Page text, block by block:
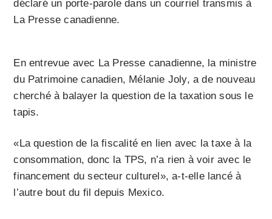
déclaré un porte-parole dans un courriel transmis à
La Presse canadienne.
En entrevue avec La Presse canadienne, la ministre
du Patrimoine canadien, Mélanie Joly, a de nouveau
cherché à balayer la question de la taxation sous le
tapis.
«La question de la fiscalité en lien avec la taxe à la
consommation, donc la TPS, n’a rien à voir avec le
financement du secteur culturel», a-t-elle lancé à
l’autre bout du fil depuis Mexico.